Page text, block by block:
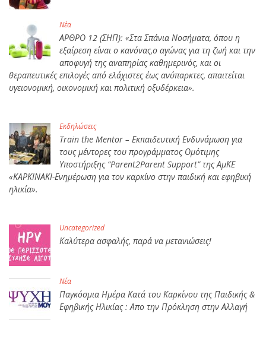
Νέα
ΑΡΘΡΟ 12 (ΣΗΠ): «Στα Σπάνια Νοσήματα, όπου η
εξαίρεση είναι ο κανόνας,ο αγώνας για τη ζωή και την
αποφυγή της αναπηρίας καθημερινός, και οι
θεραπευτικές επιλογές από ελάχιστες έως ανύπαρκτες, απαιτείται
υγειονομική, οικονομική και πολιτική οξυδέρκεια».
Εκδηλώσεις
Train the Mentor – Εκπαιδευτική Ενδυνάμωση για
τους μέντορες του προγράμματος Ομότιμης
Υποστήριξης “Parent2Parent Support” της ΑμΚΕ
«ΚΑΡΚΙΝΑΚΙ-Ενημέρωση για τον καρκίνο στην παιδική και εφηβική
ηλικία».
Uncategorized
Καλύτερα ασφαλής, παρά να μετανιώσεις!
Νέα
Παγκόσμια Ημέρα Κατά του Καρκίνου της Παιδικής &
Εφηβικής Ηλικίας : Απο την Πρόκληση στην Αλλαγή